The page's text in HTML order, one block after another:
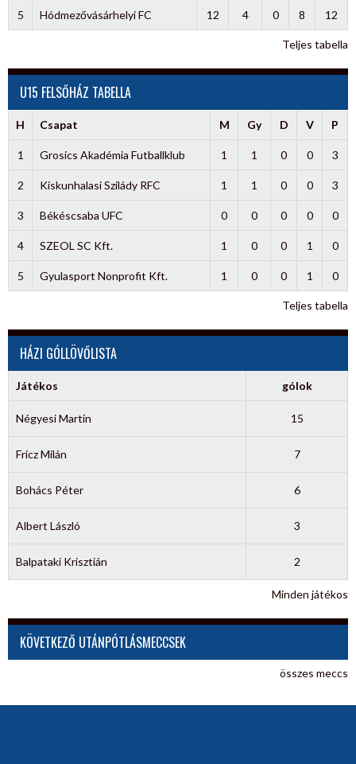
5 Hódmezővásárhelyi FC 12 4 0 8 12
Teljes tabella
U15 FELSŐHÁZ TABELLA
H Csapat M Gy D V P
1 Grosics Akadémia Futballklub 1 1 0 0 3
2 Kiskunhalasi Szilády RFC 1 1 0 0 3
3 Békéscsaba UFC 0 0 0 0 0
4 SZEOL SC Kft. 1 0 0 1 0
5 Gyulasport Nonprofit Kft. 1 0 0 1 0
Teljes tabella
HÁZI GÓLLÖVŐLISTA
Játékos gólok
Négyesi Martin 15
Fricz Milán 7
Bohács Péter 6
Albert László 3
Balpataki Krisztián 2
Minden játékos
KÖVETKEZŐ UTÁNPÓTLÁSMECCSEK
összes meccs